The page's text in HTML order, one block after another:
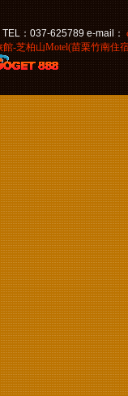
：037-625789 e-mail：
-芝柏山Motel(苗栗竹南住